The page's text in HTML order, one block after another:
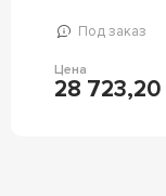
Под заказ
Цена
28 723,20